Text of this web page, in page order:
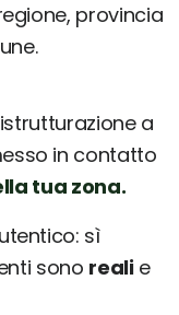
provincia
a
in contatto
tua zona.
sì
sono realie